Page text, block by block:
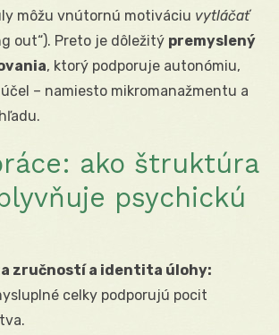
môžu vnútornú motiváciu vytláčať
out“). Preto je dôležitý premyslený
, ktorý podporuje autonómiu,
– namiesto mikromanažmentu a
ako štruktúra
psychickú
zručností a identita úlohy:
celky podporujú pocit